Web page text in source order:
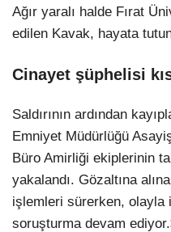
Ağır yaralı halde Fırat
edilen Kavak, hayata
Cinayet şüphelisi
Saldırının ardından
Emniyet Müdürlüğü
Büro Amirliği ekiplerinin
yakalandı. Gözaltına
işlemleri sürerken, olayla
soruşturma devam ediyor.